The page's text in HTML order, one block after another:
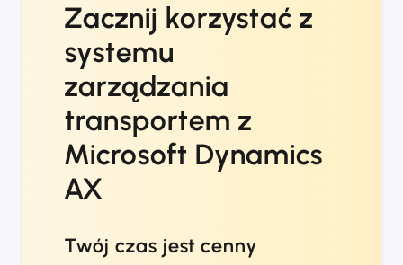
Zacznij korzystać z
systemu
zarządzania
transportem z
Microsoft Dynamics
AX
Twój czas jest cenny